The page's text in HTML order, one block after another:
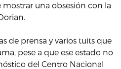
mostrar una obsesión con la
de prensa y varios tuits que
pese a que ese estado no
del Centro Nacional